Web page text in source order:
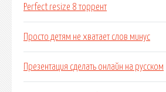
Perfect resize 8 торрент
Просто детям не хватает слов минус
Презентация сделать онлайн на русском